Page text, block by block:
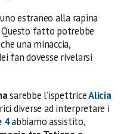
estraneo alla rapina
fatto potrebbe
una minaccia,
fan dovesse rivelarsi
sarebbe l’ispettriceAlicia
diverse ad interpretare i
4abbiamo assistito,